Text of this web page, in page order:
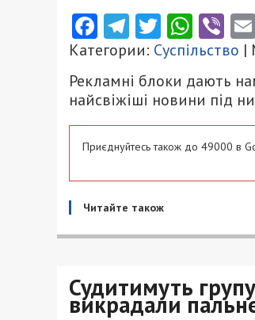
Facebook
Telegram
Twitter
Категории: Суспільство |
Рекламні блоки дають
найсвіжіші новини під
Приєднуйтесь також до 49000 в
Читайте також
Судитимуть
викрадали